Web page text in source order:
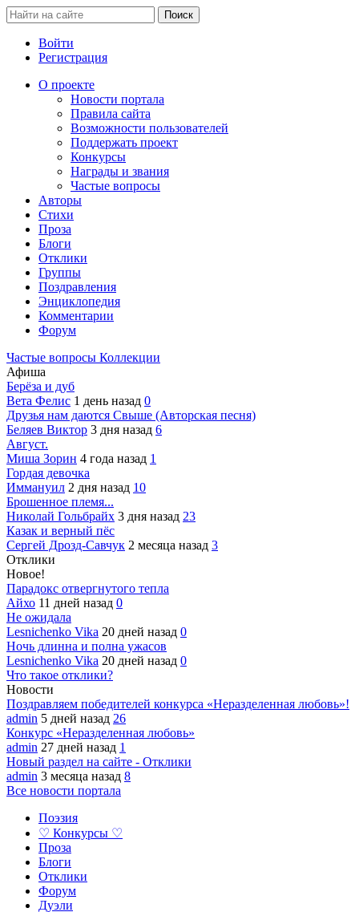
Войти
Регистрация
О проекте
Новости портала
Правила сайта
Возможности пользователей
Поддержать проект
Конкурсы
Награды и звания
Частые вопросы
Авторы
Стихи
Проза
Блоги
Отклики
Группы
Поздравления
Энциклопедия
Комментарии
Форум
Частые вопросы Коллекции
Афиша
Берёза и дуб
Вета Фелис 1 день назад 0
Друзья нам даются Свыше (Авторская песня)
Беляев Виктор 3 дня назад 6
Август.
Миша Зорин 4 года назад 1
Гордая девочка
Иммануил 2 дня назад 10
Брошенное племя...
Николай Гольбрайх 3 дня назад 23
Казак и верный пёс
Сергей Дрозд-Савчук 2 месяца назад 3
Отклики
Новое!
Парадокс отвергнутого тепла
Айхо 11 дней назад 0
Не ожидала
Lesnichenko Vika 20 дней назад 0
Ночь длинна и полна ужасов
Lesnichenko Vika 20 дней назад 0
Что такое отклики?
Новости
Поздравляем победителей конкурса «Неразделенная любовь»!
admin 5 дней назад 26
Конкурс «Неразделенная любовь»
admin 27 дней назад 1
Новый раздел на сайте - Отклики
admin 3 месяца назад 8
Все новости портала
Поэзия
♡ Конкурсы ♡
Проза
Блоги
Отклики
Форум
Дуэли